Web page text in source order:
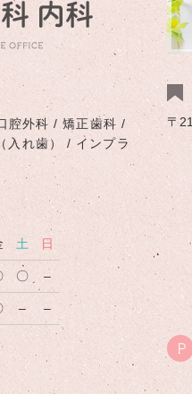
腔外科 / 矯正歯科 /
入れ歯） / インプラ
土 日
〇 –
– –
〒
P